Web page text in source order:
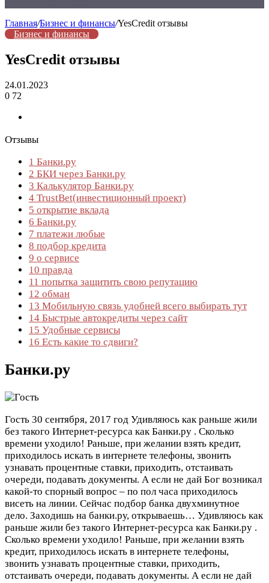
Главная/Бизнес и финансы/YesCredit отзывы
Бизнес и финансы
YesCredit отзывы
24.01.2023
0 72
Отзывы
1 Банки.ру
2 БКИ через Банки.ру
3 Калькулятор Банки.ру
4 TrustBet(инвестиционный проект)
5 открытие вклада
6 Банки.ру
7 платежи любые
8 подбор кредита
9 о сервисе
10 правда
11 попытка защитить свою репутацию
12 обман
13 Мобильную связь удобней всего выбирать тут
14 Быстрые автокредиты через сайт
15 Удобные сервисы
16 Есть какие то сдвиги?
Банки.ру
Гость 30 сентября, 2017 год Удивляюсь как раньше жили
без такого Интернет-ресурса как Банки.ру . Сколько
времени уходило! Раньше, при желании взять кредит,
приходилось искать в интернете телефоны, звонить
узнавать процентные ставки, приходить, отстаивать
очереди, подавать документы. А если не дай Бог возникал
какой-то спорный вопрос – по пол часа приходилось
висеть на линии. Сейчас подбор банка двухминутное
дело. Заходишь на банки.ру, открываешь… Удивляюсь как
раньше жили без такого Интернет-ресурса как Банки.ру .
Сколько времени уходило! Раньше, при желании взять
кредит, приходилось искать в интернете телефоны,
звонить узнавать процентные ставки, приходить,
отстаивать очереди, подавать документы. А если не дай